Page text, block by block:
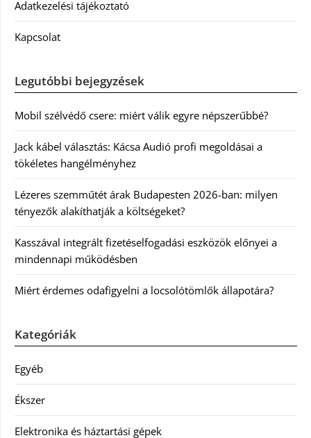
Adatkezelési tájékoztató
Kapcsolat
Legutóbbi bejegyzések
Mobil szélvédő csere: miért válik egyre népszerűbbé?
Jack kábel választás: Kácsa Audió profi megoldásai a
tökéletes hangélményhez
Lézeres szemműtét árak Budapesten 2026-ban: milyen
tényezők alakíthatják a költségeket?
Kasszával integrált fizetéselfogadási eszközök előnyei a
mindennapi működésben
Miért érdemes odafigyelni a locsolótömlők állapotára?
Kategóriák
Egyéb
Ékszer
Elektronika és háztartási gépek